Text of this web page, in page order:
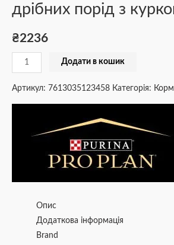
дрібних порід з
₴2236
Додати в кошик
Артикул: 7613035123458 Категорія:
Опис
Додаткова інформація
Brand